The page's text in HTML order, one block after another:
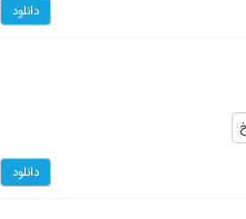
دانلود
دانلود